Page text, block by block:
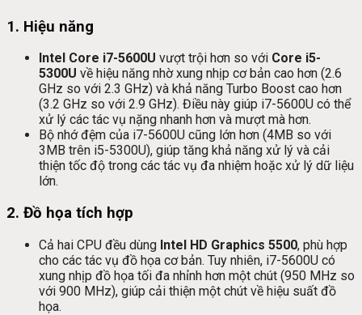
1. Hiệu năng
Intel Core i7-5600U vượt trội hơn so với Core i5-
5300U về hiệu năng nhờ xung nhịp cơ bản cao hơn (2.6
GHz so với 2.3 GHz) và khả năng Turbo Boost cao hơn
(3.2 GHz so với 2.9 GHz). Điều này giúp i7-5600U có thể
xử lý các tác vụ nặng nhanh hơn và mượt mà hơn.
Bộ nhớ đệm của i7-5600U cũng lớn hơn (4MB so với
3MB trên i5-5300U), giúp tăng khả năng xử lý và cải
thiện tốc độ trong các tác vụ đa nhiệm hoặc xử lý dữ liệu
lớn.
2. Đồ họa tích hợp
Cả hai CPU đều dùng Intel HD Graphics 5500, phù hợp
cho các tác vụ đồ họa cơ bản. Tuy nhiên, i7-5600U có
xung nhịp đồ họa tối đa nhỉnh hơn một chút (950 MHz so
với 900 MHz), giúp cải thiện một chút về hiệu suất đồ
họa.